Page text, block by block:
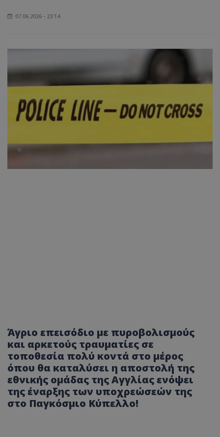
07.06.2026 - 23:14
Άγριο επεισόδιο με πυροβολισμούς
και αρκετούς τραυματίες σε
τοποθεσία πολύ κοντά στο μέρος
όπου θα καταλύσει η αποστολή της
εθνικής ομάδας της Αγγλίας ενόψει
της έναρξης των υποχρεώσεών της
στο Παγκόσμιο Κύπελλο!